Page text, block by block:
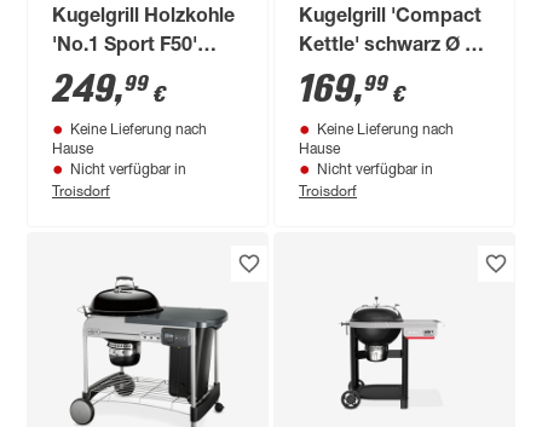
Kugelgrill Holzkohle
'No.1 Sport F50'
schwarz Ø 50 x 105
cm
249,99 €
Keine Lieferung nach
Hause
Nicht verfügbar in
Troisdorf
Kugelgrill 'Compact
Kettle' schwarz Ø 57
x 94 cm
169,99 €
Keine Lieferung nach
Hause
Nicht verfügbar in
Troisdorf